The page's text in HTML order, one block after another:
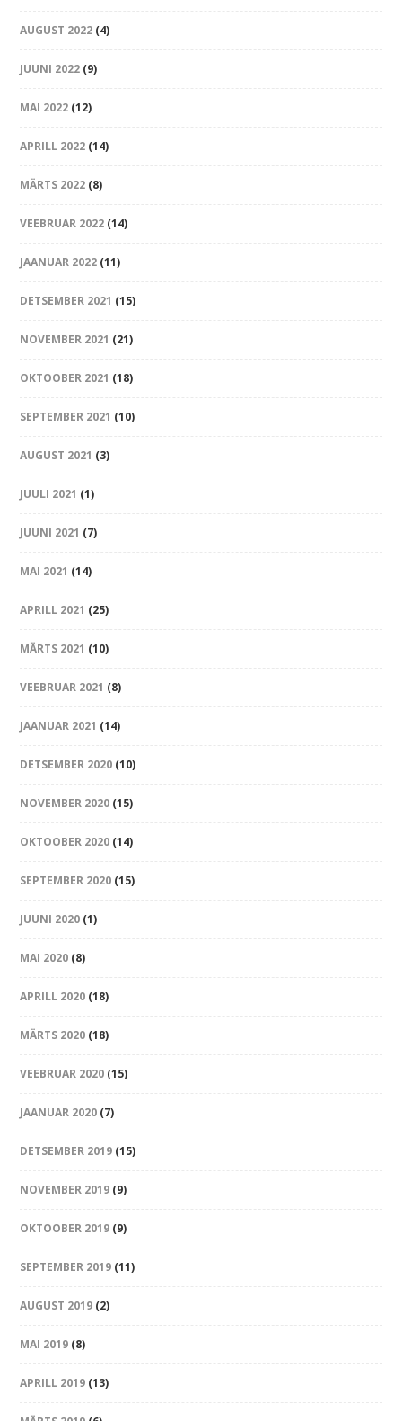
AUGUST 2022 (4)
JUUNI 2022 (9)
MAI 2022 (12)
APRILL 2022 (14)
MÄRTS 2022 (8)
VEEBRUAR 2022 (14)
JAANUAR 2022 (11)
DETSEMBER 2021 (15)
NOVEMBER 2021 (21)
OKTOOBER 2021 (18)
SEPTEMBER 2021 (10)
AUGUST 2021 (3)
JUULI 2021 (1)
JUUNI 2021 (7)
MAI 2021 (14)
APRILL 2021 (25)
MÄRTS 2021 (10)
VEEBRUAR 2021 (8)
JAANUAR 2021 (14)
DETSEMBER 2020 (10)
NOVEMBER 2020 (15)
OKTOOBER 2020 (14)
SEPTEMBER 2020 (15)
JUUNI 2020 (1)
MAI 2020 (8)
APRILL 2020 (18)
MÄRTS 2020 (18)
VEEBRUAR 2020 (15)
JAANUAR 2020 (7)
DETSEMBER 2019 (15)
NOVEMBER 2019 (9)
OKTOOBER 2019 (9)
SEPTEMBER 2019 (11)
AUGUST 2019 (2)
MAI 2019 (8)
APRILL 2019 (13)